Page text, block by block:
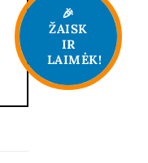
🎉
ŽAISK
IR
LAIMĖK!